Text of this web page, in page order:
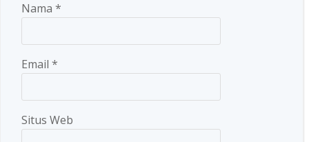
Nama *
Email *
Situs Web